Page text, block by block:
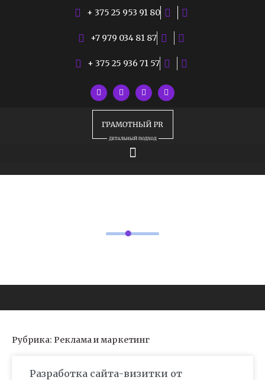
+ 375 25 953 91 80
+7 979 034 81 87
+ 375 25 936 71 57
Рубрика: Реклама и маркетинг
Разработка сайта-визитки от